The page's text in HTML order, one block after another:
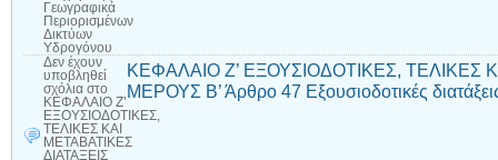
Γεωγραφικά
Περιορισμένων
Δικτύων
Υδρογόνου
Δεν έχουν
υποβληθεί
σχόλια στο
ΚΕΦΑΛΑΙΟ Ζ’
ΕΞΟΥΣΙΟΔΟΤΙΚΕΣ,
ΤΕΛΙΚΕΣ ΚΑΙ
ΜΕΤΑΒΑΤΙΚΕΣ
ΔΙΑΤΑΞΕΙΣ
ΚΕΦΑΛΑΙΟ Ζ’ ΕΞΟΥΣΙΟΔΟΤΙΚΕΣ, ΤΕΛΙΚΕΣ
ΜΕΡΟΥΣ Β’ Άρθρο 47 Εξουσιοδοτικές